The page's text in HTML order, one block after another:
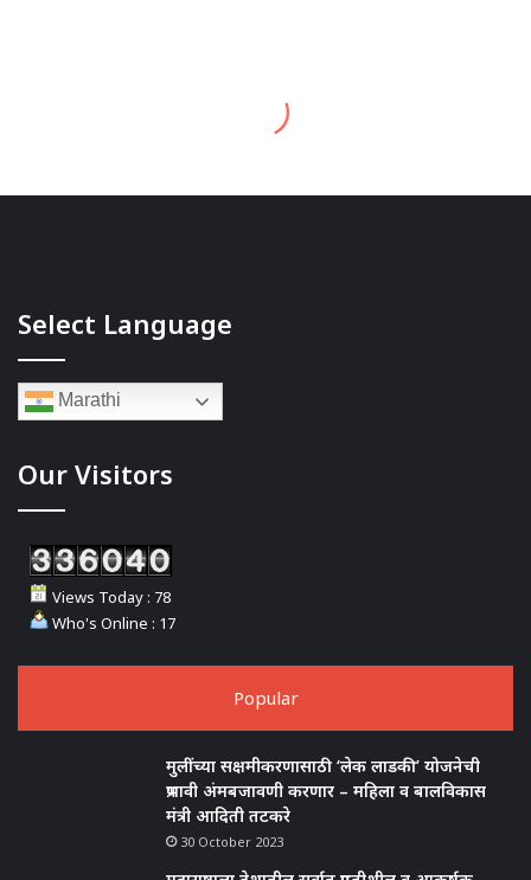
Select Language
Marathi
Our Visitors
Views Today : 78
Who's Online : 17
Popular
मुलींच्या सक्षमीकरणासाठी ‘लेक लाडकी’ योजनेची
प्रभावी अंमबजावणी करणार – महिला व बालविकास
मंत्री आदिती तटकरे
30 October 2023